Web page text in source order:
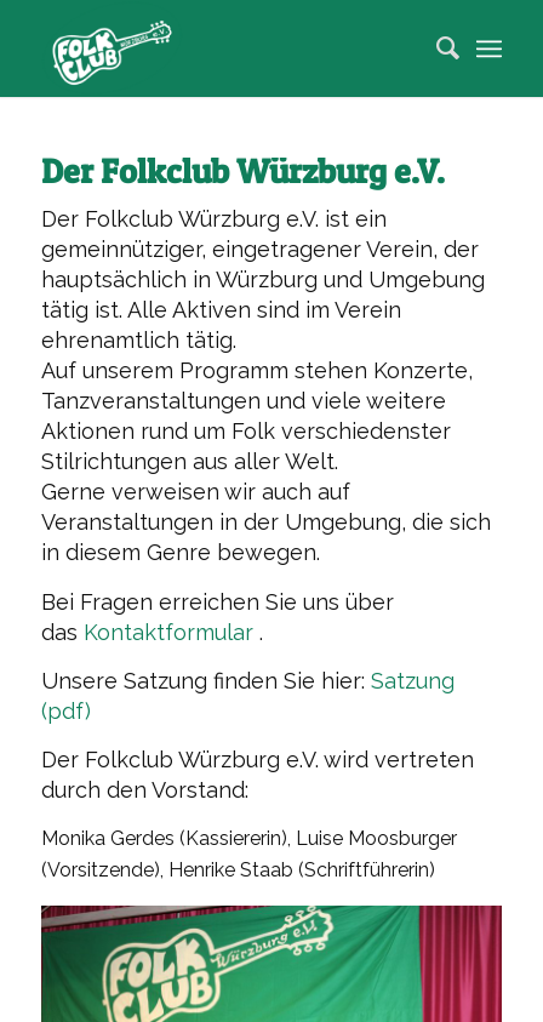
Der Folkclub Würzburg e.V.
Der Folkclub Würzburg e.V. ist ein
gemeinnütziger, eingetragener Verein, der
hauptsächlich in Würzburg und Umgebung
tätig ist. Alle Aktiven sind im Verein
ehrenamtlich tätig.
Auf unserem Programm stehen Konzerte,
Tanzveranstaltungen und viele weitere
Aktionen rund um Folk verschiedenster
Stilrichtungen aus aller Welt.
Gerne verweisen wir auch auf
Veranstaltungen in der Umgebung, die sich
in diesem Genre bewegen.
Bei Fragen erreichen Sie uns über
das Kontaktformular.
Unsere Satzung finden Sie hier: Satzung
(pdf)
Der Folkclub Würzburg e.V. wird vertreten
durch den Vorstand:
Monika Gerdes (Kassiererin), Luise Moosburger
(Vorsitzende), Henrike Staab (Schriftführerin)